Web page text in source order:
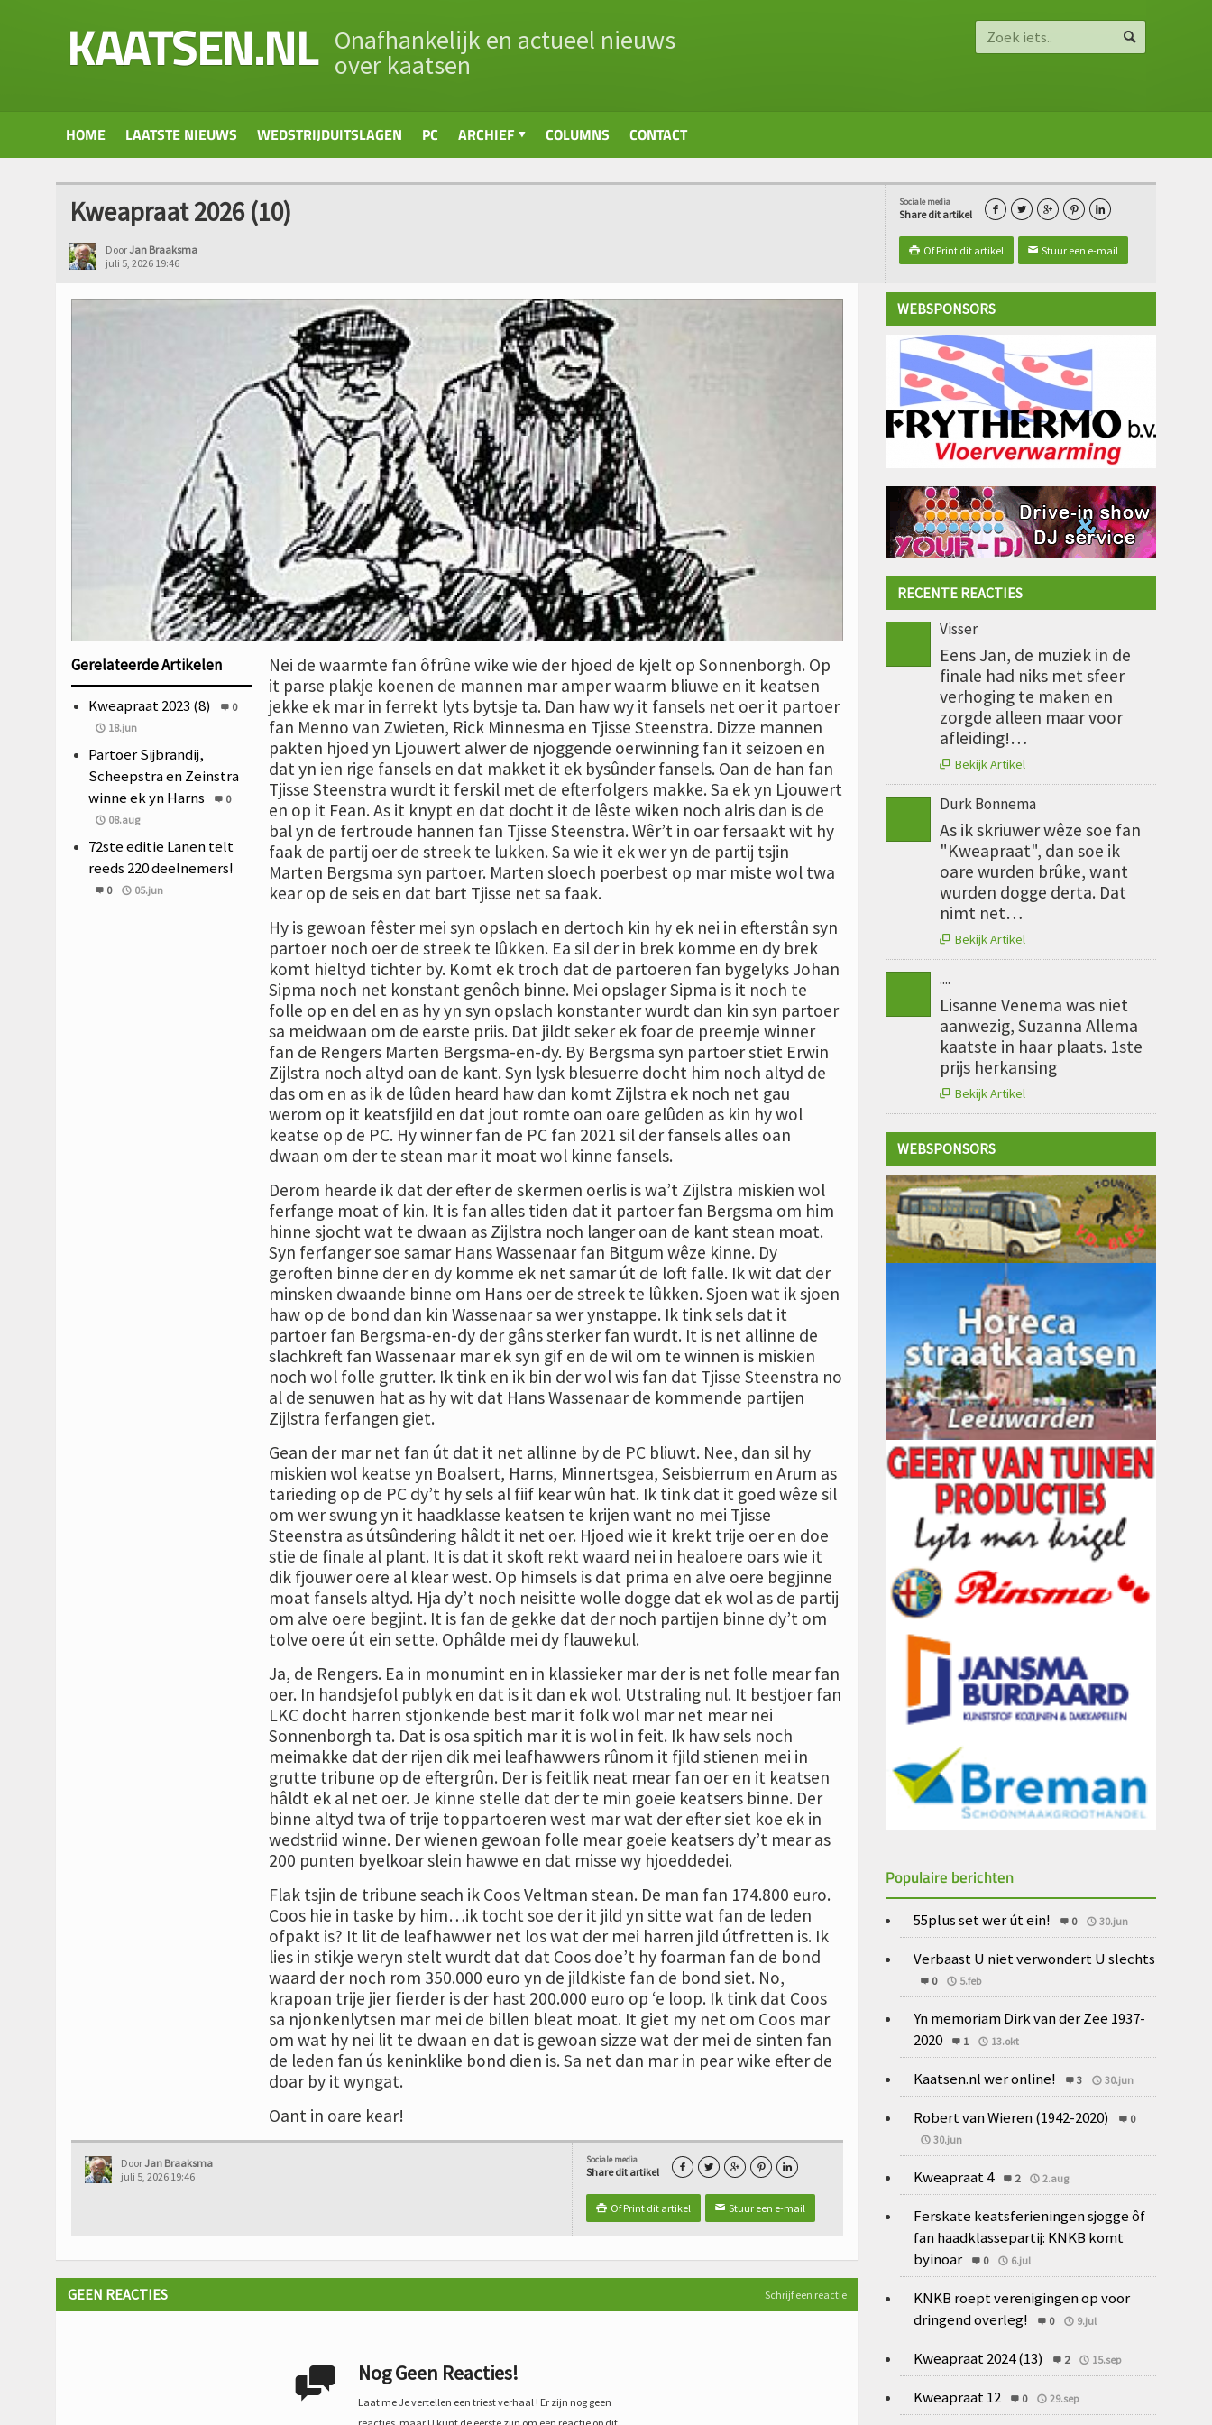
KAATSEN.NL Onafhankelijk en actueel nieuws
over kaatsen
HOME LAATSTE NIEUWS WEDSTRIJDUITSLAGEN PC ARCHIEF COLUMNS CONTACT
Sociale media
Share dit artikel     
 Of Print dit artikel ✉ Stuur een e-mail
Kweapraat 2026 (10)
DoorJan Braaksma
juli 5, 2026 19:46
Gerelateerde Artikelen
Kweapraat 2023 (8)
0
18.jun
Partoer Sijbrandij,
Scheepstra en Zeinstra
winne ek yn Harns
0
08.aug
72ste editie Lanen telt
reeds 220 deelnemers!
0 05.jun
Nei de waarmte fan ôfrûne wike wie der hjoed de kjelt op Sonnenborgh. Op
it parse plakje koenen de mannen mar amper waarm bliuwe en it keatsen
jekke ek mar in ferrekt lyts bytsje ta. Dan haw wy it fansels net oer it partoer
fan Menno van Zwieten, Rick Minnesma en Tjisse Steenstra. Dizze mannen
pakten hjoed yn Ljouwert alwer de njoggende oerwinning fan it seizoen en
dat yn ien rige fansels en dat makket it ek bysûnder fansels. Oan de han fan
Tjisse Steenstra wurdt it ferskil met de efterfolgers makke. Sa ek yn Ljouwert
en op it Fean. As it knypt en dat docht it de lêste wiken noch alris dan is de
bal yn de fertroude hannen fan Tjisse Steenstra. Wêr’t in oar fersaakt wit hy
faak de partij oer de streek te lukken. Sa wie it ek wer yn de partij tsjin
Marten Bergsma syn partoer. Marten sloech poerbest op mar miste wol twa
kear op de seis en dat bart Tjisse net sa faak.
Hy is gewoan fêster mei syn opslach en dertoch kin hy ek nei in efterstân syn
partoer noch oer de streek te lûkken. Ea sil der in brek komme en dy brek
komt hieltyd tichter by. Komt ek troch dat de partoeren fan bygelyks Johan
Sipma noch net konstant genôch binne. Mei opslager Sipma is it noch te
folle op en del en as hy yn syn opslach konstanter wurdt dan kin syn partoer
sa meidwaan om de earste priis. Dat jildt seker ek foar de preemje winner
fan de Rengers Marten Bergsma-en-dy. By Bergsma syn partoer stiet Erwin
Zijlstra noch altyd oan de kant. Syn lysk blesuerre docht him noch altyd de
das om en as ik de lûden heard haw dan komt Zijlstra ek noch net gau
werom op it keatsfjild en dat jout romte oan oare gelûden as kin hy wol
keatse op de PC. Hy winner fan de PC fan 2021 sil der fansels alles oan
dwaan om der te stean mar it moat wol kinne fansels.
Derom hearde ik dat der efter de skermen oerlis is wa’t Zijlstra miskien wol
ferfange moat of kin. It is fan alles tiden dat it partoer fan Bergsma om him
hinne sjocht wat te dwaan as Zijlstra noch langer oan de kant stean moat.
Syn ferfanger soe samar Hans Wassenaar fan Bitgum wêze kinne. Dy
geroften binne der en dy komme ek net samar út de loft falle. Ik wit dat der
minsken dwaande binne om Hans oer de streek te lûkken. Sjoen wat ik sjoen
haw op de bond dan kin Wassenaar sa wer ynstappe. Ik tink sels dat it
partoer fan Bergsma-en-dy der gâns sterker fan wurdt. It is net allinne de
slachkreft fan Wassenaar mar ek syn gif en de wil om te winnen is miskien
noch wol folle grutter. Ik tink en ik bin der wol wis fan dat Tjisse Steenstra no
al de senuwen hat as hy wit dat Hans Wassenaar de kommende partijen
Zijlstra ferfangen giet.
Gean der mar net fan út dat it net allinne by de PC bliuwt. Nee, dan sil hy
miskien wol keatse yn Boalsert, Harns, Minnertsgea, Seisbierrum en Arum as
tarieding op de PC dy’t hy sels al fiif kear wûn hat. Ik tink dat it goed wêze sil
om wer swung yn it haadklasse keatsen te krijen want no mei Tjisse
Steenstra as útsûndering hâldt it net oer. Hjoed wie it krekt trije oer en doe
stie de finale al plant. It is dat it skoft rekt waard nei in healoere oars wie it
dik fjouwer oere al klear west. Op himsels is dat prima en alve oere begjinne
moat fansels altyd. Hja dy’t noch neisitte wolle dogge dat ek wol as de partij
om alve oere begjint. It is fan de gekke dat der noch partijen binne dy’t om
tolve oere út ein sette. Ophâlde mei dy flauwekul.
Ja, de Rengers. Ea in monumint en in klassieker mar der is net folle mear fan
oer. In handsjefol publyk en dat is it dan ek wol. Utstraling nul. It bestjoer fan
LKC docht harren stjonkende best mar it folk wol mar net mear nei
Sonnenborgh ta. Dat is osa spitich mar it is wol in feit. Ik haw sels noch
meimakke dat der rijen dik mei leafhawwers rûnom it fjild stienen mei in
grutte tribune op de eftergrûn. Der is feitlik neat mear fan oer en it keatsen
hâldt ek al net oer. Je kinne stelle dat der te min goeie keatsers binne. Der
binne altyd twa of trije toppartoeren west mar wat der efter siet koe ek in
wedstriid winne. Der wienen gewoan folle mear goeie keatsers dy’t mear as
200 punten byelkoar slein hawwe en dat misse wy hjoeddedei.
Flak tsjin de tribune seach ik Coos Veltman stean. De man fan 174.800 euro.
Coos hie in taske by him…ik tocht soe der it jild yn sitte wat fan de leden
ofpakt is? It lit de leafhawwer net los wat der mei harren jild útfretten is. Ik
lies in stikje weryn stelt wurdt dat dat Coos doe’t hy foarman fan de bond
waard der noch rom 350.000 euro yn de jildkiste fan de bond siet. No,
krapoan trije jier fierder is der hast 200.000 euro op ‘e loop. Ik tink dat Coos
sa njonkenlytsen mar mei de billen bleat moat. It giet my net om Coos mar
om wat hy nei lit te dwaan en dat is gewoan sizze wat der mei de sinten fan
de leden fan ús keninklike bond dien is. Sa net dan mar in pear wike efter de
doar by it wyngat.
Oant in oare kear!
Sociale media
Share dit artikel     
 Of Print dit artikel ✉ Stuur een e-mail
DoorJan Braaksma
juli 5, 2026 19:46
Schrijf een reactie
GEEN REACTIES
 Nog Geen Reacties!
Laat me Je vertellen een triest verhaal ! Er zijn nog geen
WEBSPONSORS
RECENTE REACTIES
Visser
Eens Jan, de muziek in de
finale had niks met sfeer
verhoging te maken en
zorgde alleen maar voor
afleiding!…
 Bekijk Artikel
Durk Bonnema
As ik skriuwer wêze soe fan
"Kweapraat", dan soe ik
oare wurden brûke, want
wurden dogge derta. Dat
nimt net…
 Bekijk Artikel
....
Lisanne Venema was niet
aanwezig, Suzanna Allema
kaatste in haar plaats. 1ste
prijs herkansing
 Bekijk Artikel
WEBSPONSORS
Populaire berichten
55plus set wer út ein! 0 30.jun
Verbaast U niet verwondert U slechts
0 5.feb
Yn memoriam Dirk van der Zee 1937-
2020
1 13.okt
Kaatsen.nl wer online! 3 30.jun
Robert van Wieren (1942-2020)
0
30.jun
Kweapraat 4 2 2.aug
Ferskate keatsferieningen sjogge ôf
fan haadklassepartij: KNKB komt
byinoar
0 6.jul
KNKB roept verenigingen op voor
dringend overleg!
0 9.jul
Kweapraat 2024 (13) 2 15.sep
Kweapraat 12 0 29.sep